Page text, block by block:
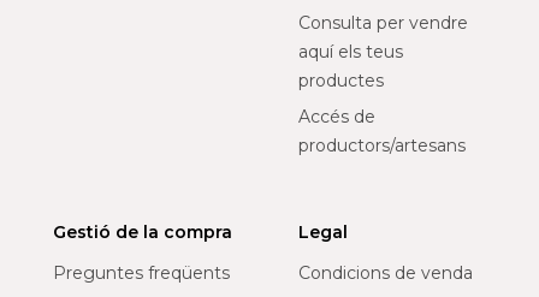
Consulta per vendre
aquí els teus
productes
Accés de
productors/artesans
Gestió de la compra
Preguntes freqüents
Legal
Condicions de venda